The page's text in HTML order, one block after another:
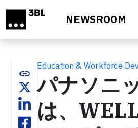
NEWSROOM
link
Education & Workforce
パナソニ
は、